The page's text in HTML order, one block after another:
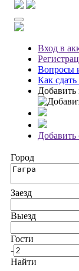
Вход в
Вопросы
Как
Добавить
Добавить
Город
Заезд
Выезд
Гости
-
Найти